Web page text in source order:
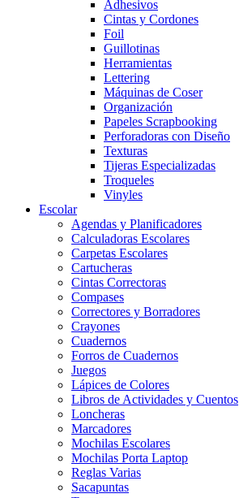
Adhesivos
Cintas y Cordones
Foil
Guillotinas
Herramientas
Lettering
Máquinas de Coser
Organización
Papeles Scrapbooking
Perforadoras con Diseño
Texturas
Tijeras Especializadas
Troqueles
Vinyles
Escolar
Agendas y Planificadores
Calculadoras Escolares
Carpetas Escolares
Cartucheras
Cintas Correctoras
Compases
Correctores y Borradores
Crayones
Cuadernos
Forros de Cuadernos
Juegos
Lápices de Colores
Libros de Actividades y Cuentos
Loncheras
Marcadores
Mochilas Escolares
Mochilas Porta Laptop
Reglas Varias
Sacapuntas